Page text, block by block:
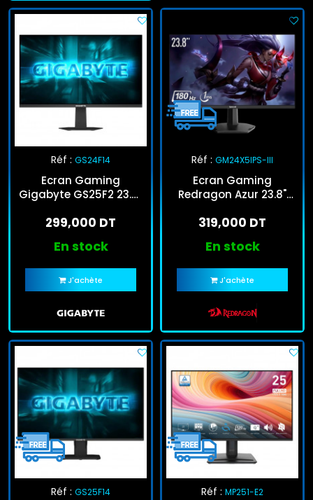
Réf : GS24F14
Ecran Gaming
Gigabyte GS25F2 23.8''
299,000 DT
En stock
J'achète
Réf : GM24X5IPS-III
Ecran Gaming
Redragon Azur 23.8"
(GM24X5IPS)
319,000 DT
En stock
J'achète
Réf : GS25F14 Réf : MP251-E2